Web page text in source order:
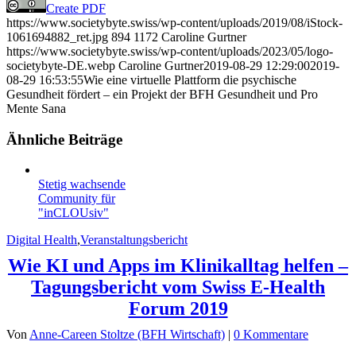
Create PDF
https://www.societybyte.swiss/wp-content/uploads/2019/08/iStock-
1061694882_ret.jpg 894 1172 Caroline Gurtner
https://www.societybyte.swiss/wp-content/uploads/2023/05/logo-
societybyte-DE.webp Caroline Gurtner2019-08-29 12:29:002019-
08-29 16:53:55Wie eine virtuelle Plattform die psychische
Gesundheit fördert – ein Projekt der BFH Gesundheit und Pro
Mente Sana
Ähnliche Beiträge
Stetig wachsende
Community für
"inCLOUsiv"
Digital Health,Veranstaltungsbericht
Wie KI und Apps im Klinikalltag helfen –
Tagungsbericht vom Swiss E-Health
Forum 2019
Von Anne-Careen Stoltze (BFH Wirtschaft) | 0 Kommentare